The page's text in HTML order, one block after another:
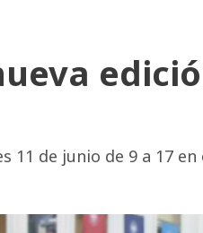
11 de junio de 9 a 17